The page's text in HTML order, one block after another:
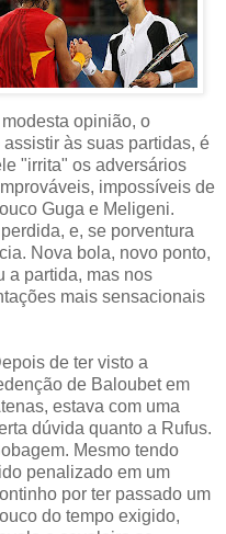
opinião, o
às suas partidas, é
"irrita" os adversários
impossíveis de
Guga e Meligeni.
e, se porventura
Nova bola, novo ponto,
a partida, mas nos
mais sensacionais
de ter visto a
de Baloubet em
estava com uma
dúvida quanto a Rufus.
Mesmo tendo
penalizado em um
por ter passado um
do tempo exigido,